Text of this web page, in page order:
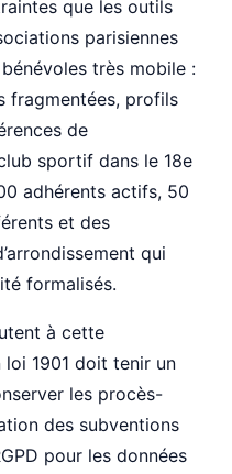
que les outils
parisiennes
très mobile :
fragmentées, profils
de
sportif dans le 18e
adhérents actifs, 50
et des
qui
formalisés.
à cette
1901 doit tenir un
les procès-
des subventions
pour les données